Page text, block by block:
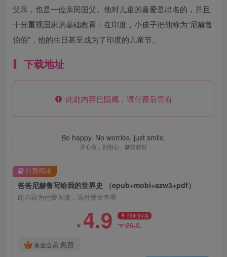
父亲，也是一位亲民国父。他对儿童的喜爱是出名的，并且
十分重视国家的基础教育；在印度，小孩子把他称为“尼赫鲁
伯伯”，他的生日甚至成为了印度的儿童节。
下载地址
此处内容已隐藏，请付费后查看
Be happy. No worries, just smile.
开心点，别担心，微笑就好
爸爸尼赫鲁写给我的世界史 （epub+mobi+azw3+pdf）
此内容为付费阅读，请付费后查看
￥ 4.9 限时特惠
￥29.9
黄金会员 免费
付费阅读